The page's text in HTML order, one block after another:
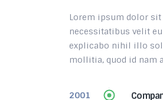
Lorem ipsum dolor
necessitatibus velit
explicabo nihil illo
mollitia, quod id nam
2001